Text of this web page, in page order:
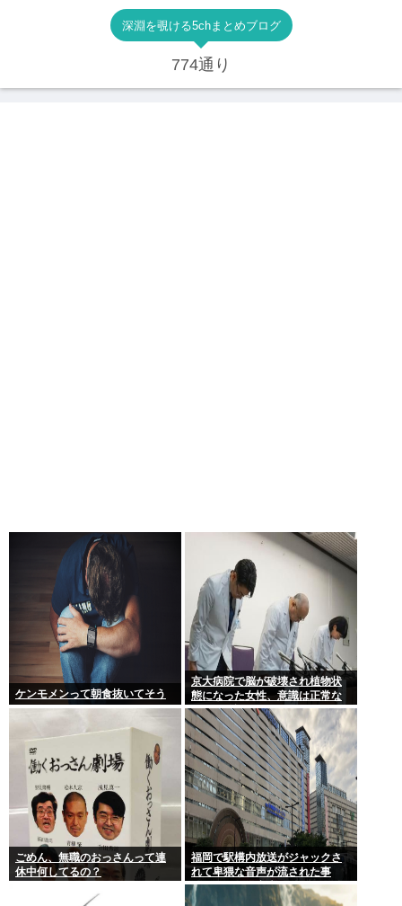
深淵を覗ける5chまとめブログ
774通り
ケンモメンって朝食抜いてそう
京大病院で脳が破壊され植物状
態になった女性、意識は正常な
ことが確認されおわる
ごめん、無職のおっさんって連
休中何してるの？
福岡で駅構内放送がジャックさ
れて卑猥な音声が流された事
件、やはり元音声は動ありの動
画だった